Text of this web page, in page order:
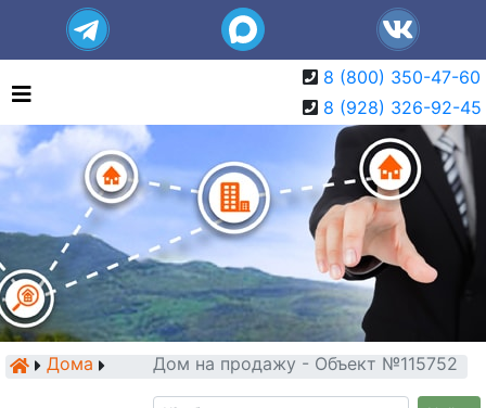
8 (800) 350-47-60
8 (928) 326-92-45
Дома Дом на продажу - Объект №115752